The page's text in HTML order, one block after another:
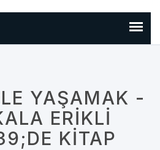
YAŞAMAK -
ERIKLI
KITAP